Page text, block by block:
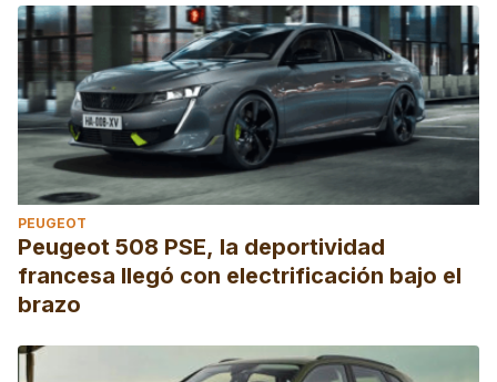
PEUGEOT
Peugeot 508 PSE, la deportividad
francesa llegó con electrificación bajo el
brazo